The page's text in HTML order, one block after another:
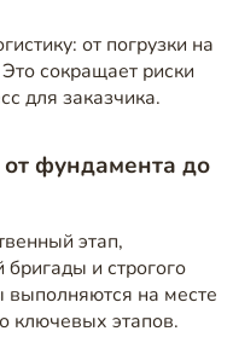
от погрузки на
сокращает риски
для заказчика.
фундамента до
этап,
и строгого
выполняются на месте
ключевых этапов.